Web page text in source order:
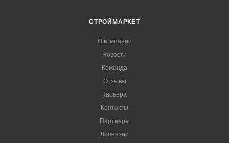
СТРОЙМАРКЕТ
О компании
Новости
Команда
Отзывы
Карьера
Контакты
Партнеры
Лицензии